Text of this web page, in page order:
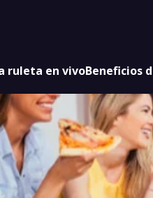
ruleta en vivoBeneficios